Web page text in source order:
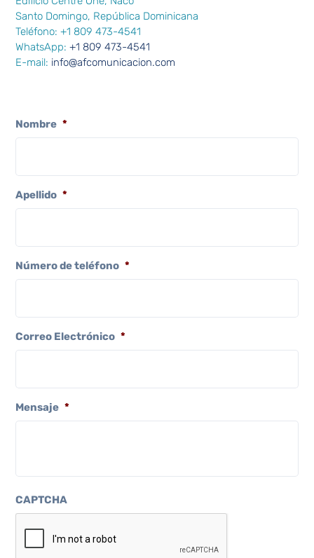
Santo Domingo, República Dominicana
Teléfono: +1 809 473-4541
WhatsApp:+1 809 473-4541
E-mail: info@afcomunicacion.com
Nombre *
Apellido *
Número de teléfono *
Correo Electrónico *
Mensaje *
CAPTCHA